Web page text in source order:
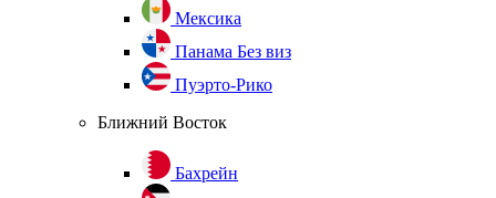
Мексика
Панама Без виз
Пуэрто-Рико
Ближний Восток
Бахрейн